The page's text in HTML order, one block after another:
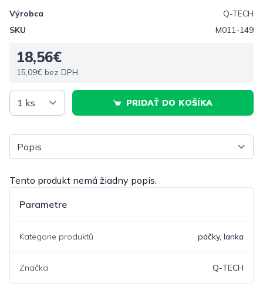
Výrobca
Q-TECH
SKU
M011-149
18,56€
15,09€ bez DPH
PRIDAŤ DO KOŠÍKA
Vyberte tab
Tento produkt nemá žiadny popis.
Parametre
Kategorie produktů páčky, lanka
Značka Q-TECH